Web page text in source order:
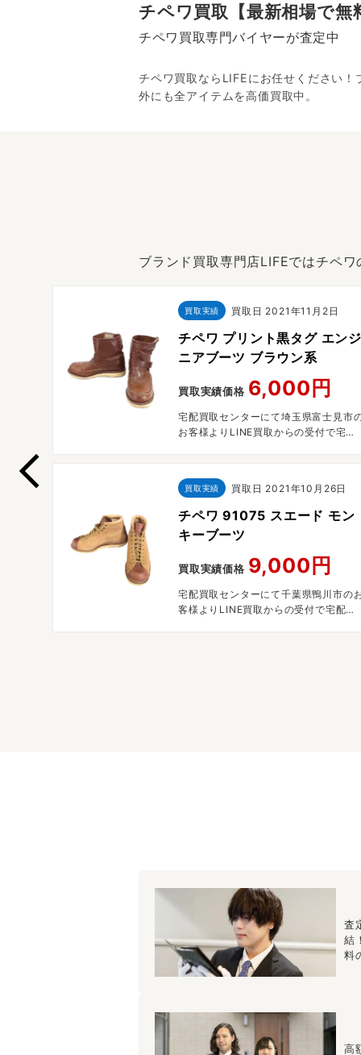
チペワ買取【最新相場で無
チペワ買取専門バイヤーが査定中
チペワ買取ならLIFEにお任せください
外にも全アイテムを高価買取中。
ブランド買取専門店LIFEではチペ
買取実績 買取日 2021年11月2日
チペワ プリント黒タグ エンジ
ニアブーツ ブラウン系
買取実績価格 6,000円
宅配買取センターにて埼玉県富士見市
お客様よりLINE買取からの受付で宅配
買取実績 買取日 2021年10月26日
チペワ 91075 スエード モン
キーブーツ
買取実績価格 9,000円
宅配買取センターにて千葉県鴨川市の
客様よりLINE買取からの受付で宅配買
査
結
料
高